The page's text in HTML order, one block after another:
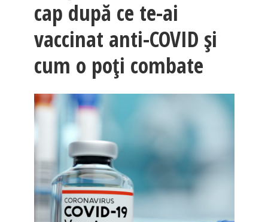
cap după ce te-ai
vaccinat anti-COVID și
cum o poți combate